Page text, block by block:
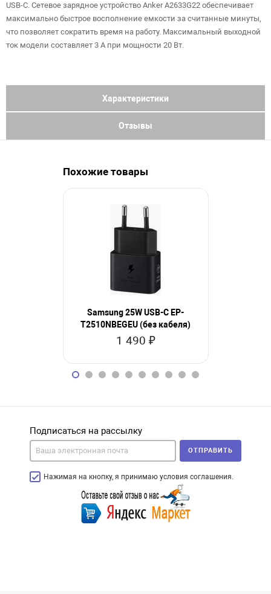
USB-C. Сетевое зарядное устройство Anker A2633G22 обеспечивает
максимально быстрое восполнение емкости за считанные минуты,
что позволяет сократить время на работу. Максимальный выходной
ток модели составляет 3 А при мощности 20 Вт.
Характеристики
Отзывы
Похожие товары
Samsung 25W USB-C EP-
T2510NBEGEU (без кабеля)
1 490 ₽
Подписаться на рассылку
Нажимая на кнопку, я принимаю условия соглашения.
ОТПРАВИТЬ